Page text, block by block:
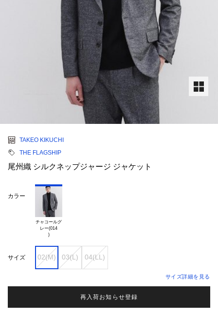
TAKEO KIKUCHI
THE FLAGSHIP
尾州織 シルクネップジャージ ジャケット
カラー
チャコールグ
レー(014
)
サイズ 02(M) 03(L) 04(LL)
サイズ詳細を見る
再入荷お知らせ登録